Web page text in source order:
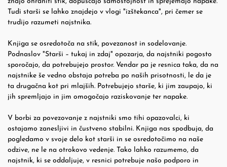
Tudi starši se lahko znajdejo v vlogi "izštekanca", pri čemer se
trudijo razumeti najstnika.
Knjiga se osredotoča na stik, povezanost in sodelovanje.
Podnaslov "Starši – tukaj in zdaj" opozarja, da najstniki pogosto
sporočajo, da potrebujejo prostor. Vendar pa je resnica taka, da na
najstnike še vedno obstaja potreba po naših prisotnosti, le da je
ta drugačna kot pri mlajših. Potrebujejo starše, ki jim zaupajo, ki
jih spremljajo in jim omogočajo raziskovanje ter napake.
V borbi za povezovanje z najstniki smo tihi opazovalci, ki
ostajamo zanesljivi in čustveno stabilni. Knjiga nas spodbuja, da
pogledamo v svoje delo kot starši in se osredotočimo na naše
odzive, ne le na otrokovo vedenje. Tako lahko razumemo, da
najstnik, ki se oddaljuje, v resnici potrebuje našo podporo in